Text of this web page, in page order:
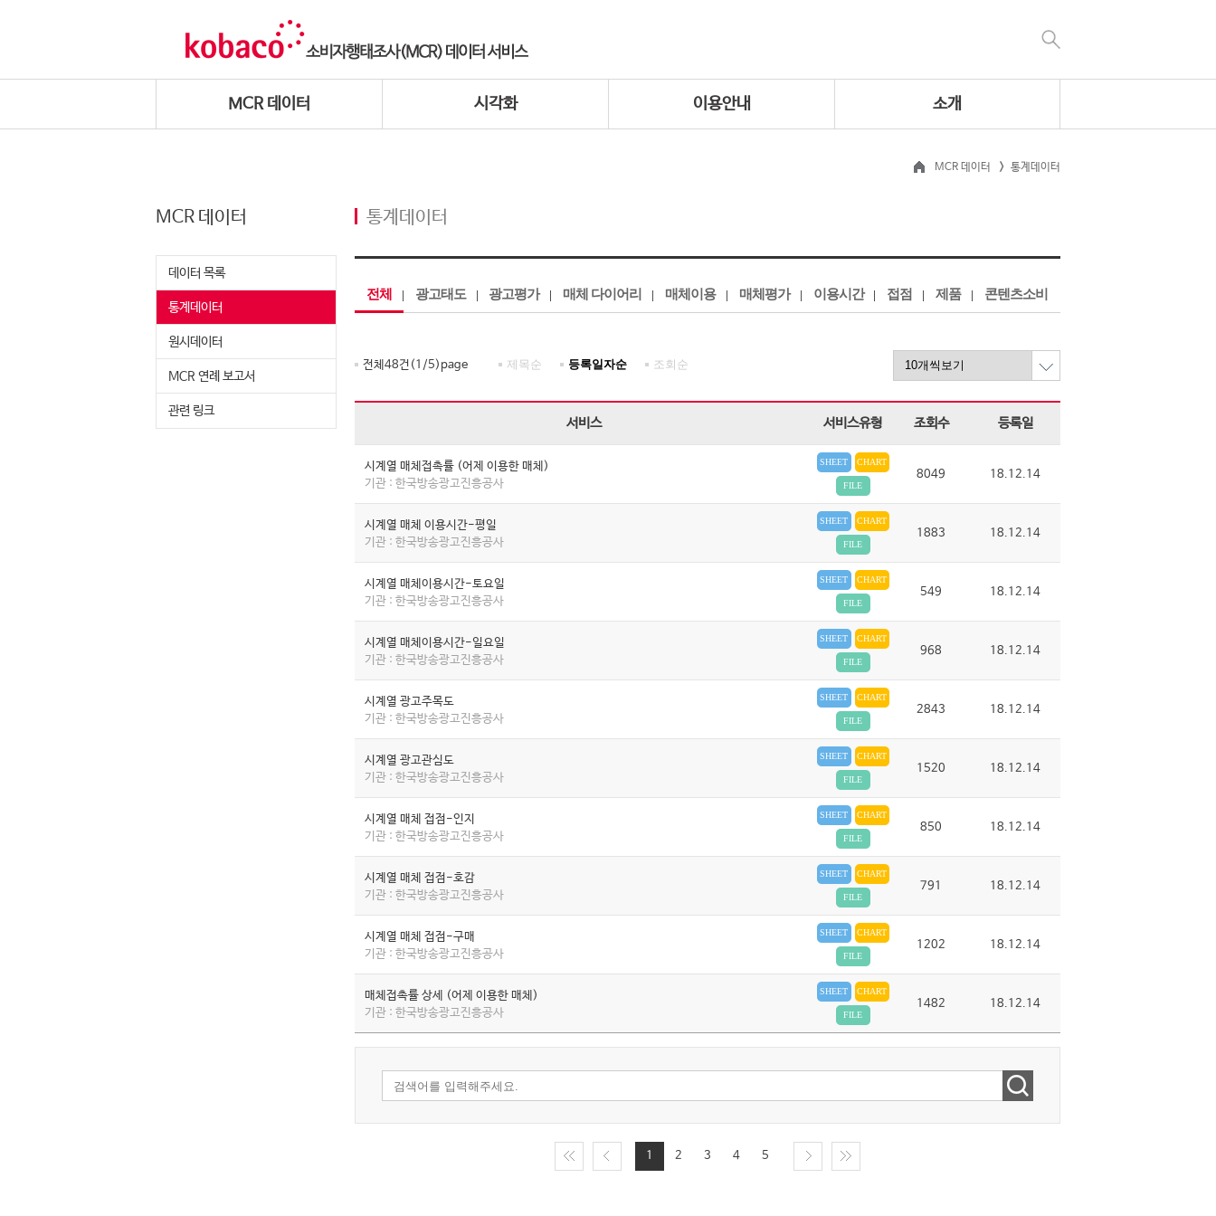
MCR 데이터 시각화 이용안내 소개
MCR 데이터 통계데이터
MCR 데이터
데이터 목록
통계데이터
원시데이터
MCR 연례 보고서
관련 링크
통계데이터
전체 광고태도 광고평가 매체 다이어리 매체이용 매체평가 이용시간 접점 제품 콘텐츠소비
전체 48건(1 /5)page 제목순 등록일자순 조회순
서비스 서비스유형 조회수 등록일
시계열 매체접촉률 (어제 이용한 매체)
기관 : 한국방송광고진흥공사
SHEET CHART
FILE
8049 18.12.14
시계열 매체 이용시간-평일
기관 : 한국방송광고진흥공사
SHEET CHART
FILE
1883 18.12.14
시계열 매체이용시간-토요일
기관 : 한국방송광고진흥공사
SHEET CHART
FILE
549 18.12.14
시계열 매체이용시간-일요일
기관 : 한국방송광고진흥공사
SHEET CHART
FILE
968 18.12.14
시계열 광고주목도
기관 : 한국방송광고진흥공사
SHEET CHART
FILE
2843 18.12.14
시계열 광고관심도
기관 : 한국방송광고진흥공사
SHEET CHART
FILE
1520 18.12.14
시계열 매체 접점-인지
기관 : 한국방송광고진흥공사
SHEET CHART
FILE
850 18.12.14
시계열 매체 접점-호감
기관 : 한국방송광고진흥공사
SHEET CHART
FILE
791 18.12.14
시계열 매체 접점-구매
기관 : 한국방송광고진흥공사
SHEET CHART
FILE
1202 18.12.14
매체접촉률 상세 (어제 이용한 매체)
기관 : 한국방송광고진흥공사
SHEET CHART
FILE
1482 18.12.14
1 2 3 4 5